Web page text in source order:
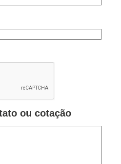
ou cotação